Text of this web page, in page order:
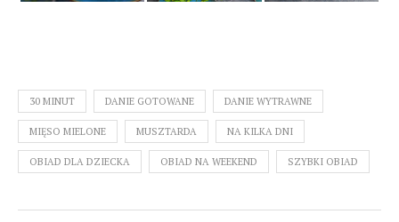
30 MINUT DANIE GOTOWANE DANIE WYTRAWNE
MIĘSO MIELONE MUSZTARDA NA KILKA DNI
OBIAD DLA DZIECKA OBIAD NA WEEKEND SZYBKI OBIAD